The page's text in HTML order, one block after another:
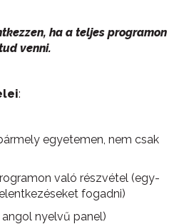
ha a teljes programon
venni.
:
egyetemen, nem csak
való részvétel (egy-
fogadni)
nyelvű panel)